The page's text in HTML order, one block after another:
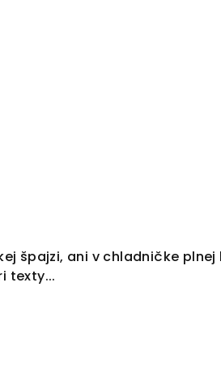
špajzi, ani v chladničke
texty...